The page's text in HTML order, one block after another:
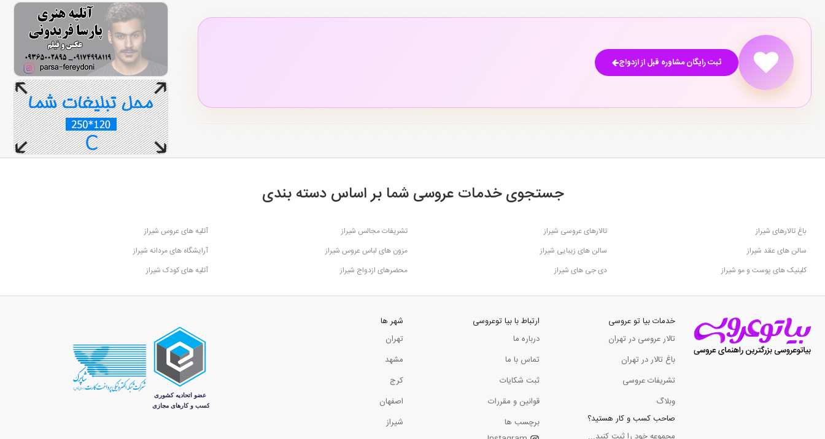
ثبت رایگان مشاوره قبل از ازدواج
جستجوی خدمات عروسی شما بر اساس دسته بندی
باغ تالارهای شیراز تالارهای عروسی شیراز تشریفات مجالس شیراز
آتلیه های عروس شیراز
سالن های عقد شیراز
سالن های زیبایی شیراز مزون های لباس عروس شیراز
آرایشگاه های مردانه شیراز
کلینیک های پوست و مو شیراز
دی جی های شیراز محضرهای ازدواج شیراز آتلیه های کودک شیراز
خدمات بیا تو عروسی
تالار عروسی در تهران
باغ تالار در تهران
تشریفات عروسی
وبلاگ
صاحب کسب و کار هستید؟
ارتباط با بیا توعروسی
درباره ما
تماس با ما
ثبت شکایات
قوانین و مقررات
برچسب ها
شهر ها
تهران
مشهد
کرج
اصفهان
شیراز